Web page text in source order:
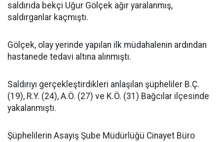
saldırıda bekçi Uğur Gölçek ağır yaralanmış,
saldırganlar kaçmıştı.
Gölçek, olay yerinde yapılan ilk müdahalenin ardından
hastanede tedavi altına alınmıştı.
Saldırıyı gerçekleştirdikleri anlaşılan şüpheliler B.Ç.
(19), R.Y. (24), A.Ö. (27) ve K.Ö. (31) Bağcılar ilçesinde
yakalanmıştı.
Şüphelilerin Asayiş Şube Müdürlüğü Cinayet Büro